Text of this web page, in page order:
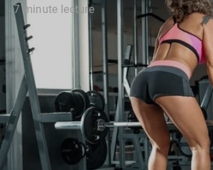
7 minute lecture